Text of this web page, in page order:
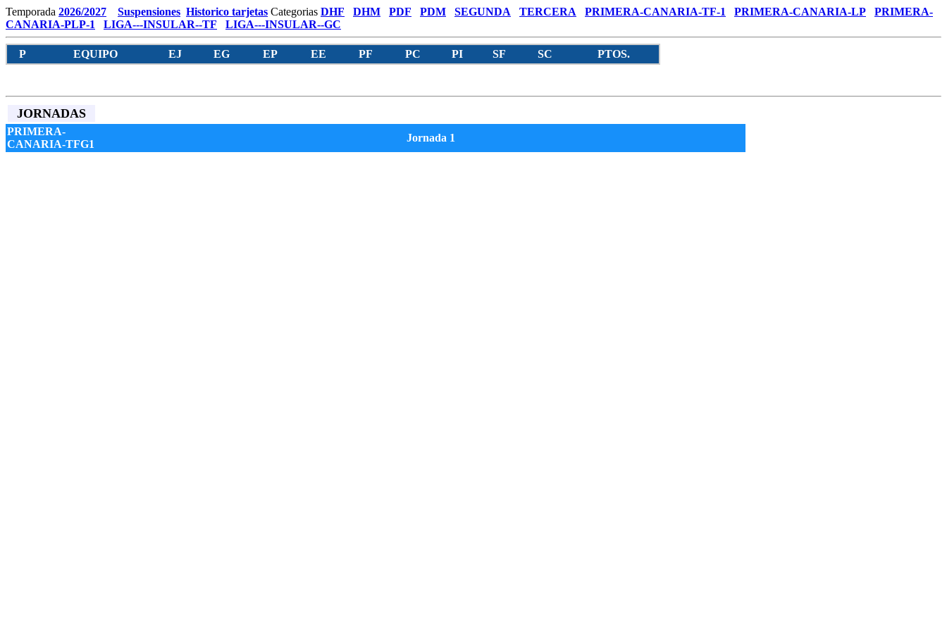
Temporada 2026/2027 Suspensiones Historico tarjetas Categorias DHF DHM PDF PDM SEGUNDA TERCERA PRIMERA-CANARIA-TF-1 PRIMERA-CANARIA-LP
PRIMERA-
CANARIA-PLP-1
LIGA---INSULAR--TF LIGA---INSULAR--GC
P EQUIPO EJ EG EP EE PF PC PI SF SC PTOS.
JORNADAS
PRIMERA-
CANARIA-TFG1
Jornada 1